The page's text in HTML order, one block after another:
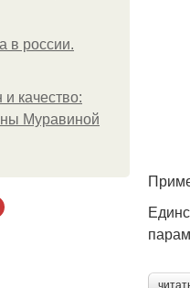
в россии.
качество:
Муравиной